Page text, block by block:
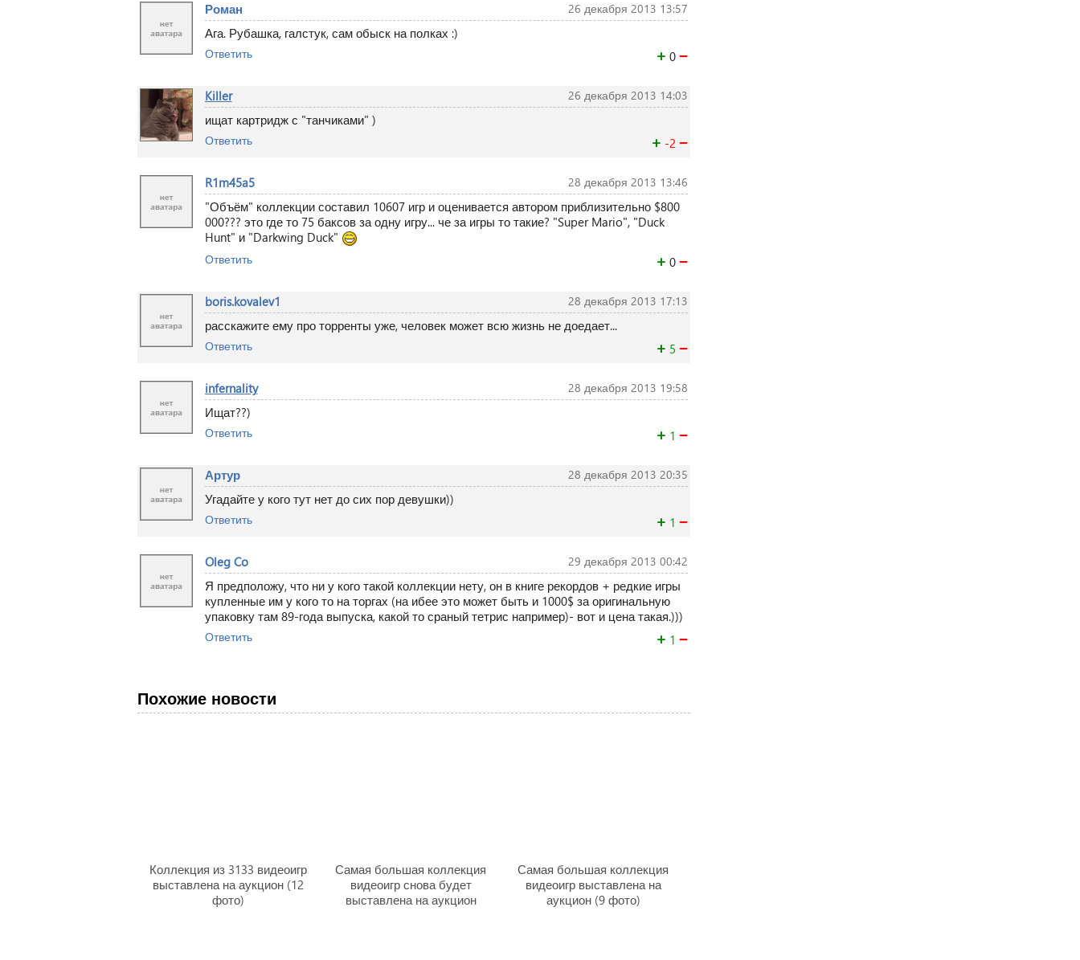
26 декабря 2013 13:57
Роман
Ага. Рубашка, галстук, сам обыск на полках :)
+ 0 −
Ответить
26 декабря 2013 14:03
Killer
ищат картридж с "танчиками" )
+ -2 −
Ответить
28 декабря 2013 13:46
R1m45a5
"Объём" коллекции составил 10607 игр и оценивается автором приблизительно $800
000??? это где то 75 баксов за одну игру... че за игры то такие? "Super Mario", "Duck
Hunt" и "Darkwing Duck"
+ 0 −
Ответить
28 декабря 2013 17:13
boris.kovalev1
расскажите ему про торренты уже, человек может всю жизнь не доедает...
+ 5 −
Ответить
28 декабря 2013 19:58
infernality
Ищат??)
+ 1 −
Ответить
28 декабря 2013 20:35
Артур
Угадайте у кого тут нет до сих пор девушки))
+ 1 −
Ответить
29 декабря 2013 00:42
Oleg Co
Я предположу, что ни у кого такой коллекции нету, он в книге рекордов + редкие игры
купленные им у кого то на торгах (на ибее это может быть и 1000$ за оригинальную
упаковку там 89-года выпуска, какой то сраный тетрис например)- вот и цена такая.)))
+ 1 −
Ответить
Похожие новости
Коллекция из 3133 видеоигр
выставлена на аукцион (12
фото)
Самая большая коллекция
видеоигр снова будет
выставлена на аукцион
Самая большая коллекция
видеоигр выставлена на
аукцион (9 фото)